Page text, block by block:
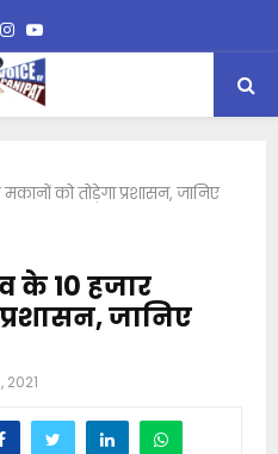
Instagram
Youtube
को तोड़ेगा प्रशासन, जानिए
के 10 हजार
जानिए
2021